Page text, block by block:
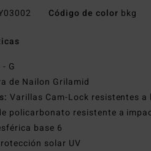
Código de color bkg
- G
de Nailon Grilamid
Varillas Cam-Lock resistentes a
policarbonato resistente a
base 6
solar UV